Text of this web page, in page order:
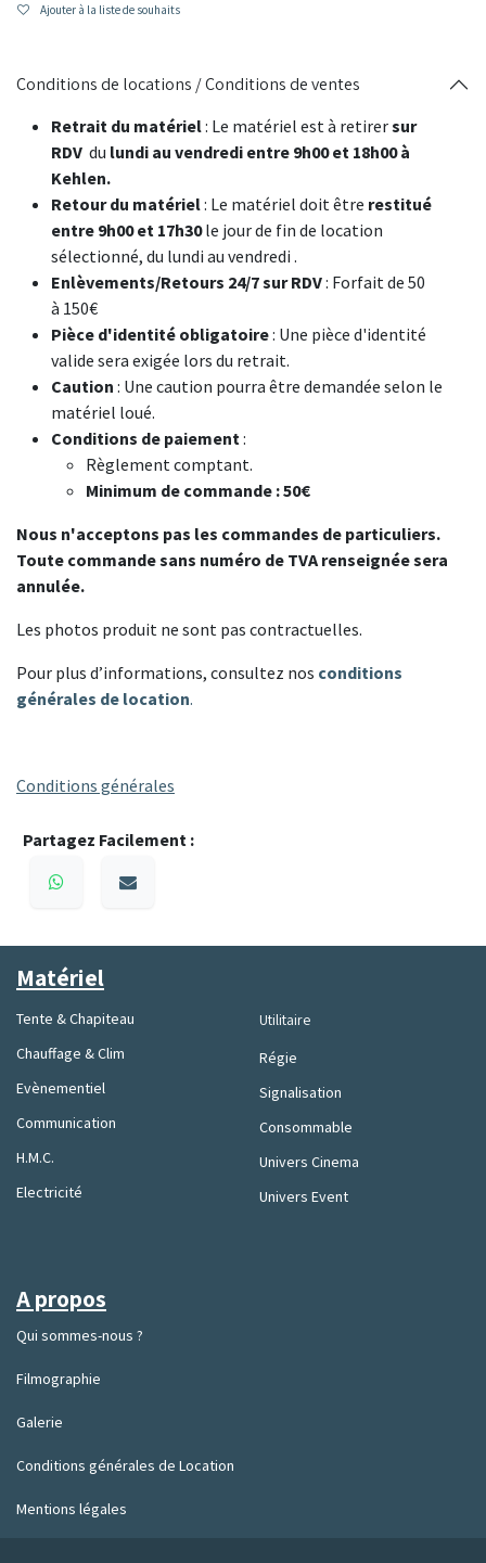
mécaniques.
Matériaux : support en toile polyéthylène, colle haute
Dimensions : largeur standard 48 mm, longueur 50 m (selon
modèle)
Résistance : étanche, anti-déchirure, résiste aux UV et
températures
Utilisation : fixations, marquage discret, câblage, réparation,
salons
Avantages : découpe facile à la main, tenue durable, finition
soignée
Discret, solide et polyvalent, ce ruban toilé blanc est l’outil
idéal pour vos installations exigeant efficacité et esthétisme.
Ajouter à la liste de souhaits
Conditions de locations / Conditions de ventes
Retrait du matériel: Le matériel est à retirersur
RDV du lundi au vendredi entre 9h00 et 18h00 à
Kehlen.
Retour du matériel: Le matériel doit être restitué
entre 9h00 et 17h30le jour de fin de location
sélectionné, du lundi au vendredi .
Enlèvements/Retours 24/7 sur RDV: Forfait de 50
à 150€
Pièce d'identité obligatoire: Une pièce d'identité
valide sera exigée lors du retrait.
Caution : Une caution pourra être demandée selon le
matériel loué.
Conditions de paiement :
Règlement comptant.
Minimum de commande : 50€
Nous n'acceptons pas les commandes de particuliers.
Toute commande sans numéro de TVA renseignée sera
annulée.
Les photos produit ne sont pas contractuelles.
Pour plus d’informations, consultez nos conditions
générales de location.
Conditions générales
Partagez Facilement :
A propos
Qui sommes-nous ?
Filmographie
Galerie
Conditions générales de Location
Mentions légales
Utilitaire
Régie
Signalisation
Consommable
Univers Cinema
Univers Event
Matériel
Tente & Chapiteau
Chauffage & Clim
Evènementiel
Communication
H.M.C.
Electricité